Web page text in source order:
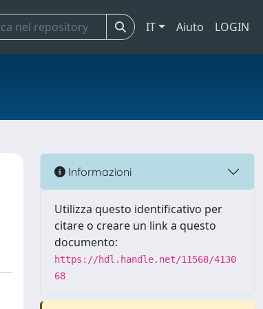
IT Aiuto LOGIN
Informazioni
Utilizza questo identificativo per
citare o creare un link a questo
documento:
https://hdl.handle.net/11568/4130
68